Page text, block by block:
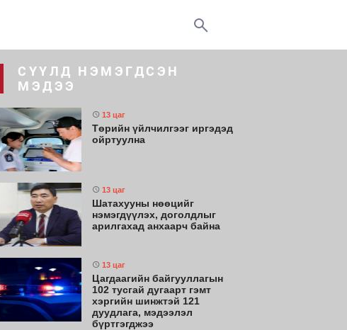
СҮҮЛД НЭМЭГДСЭН
МЭДЭЭ
13 цаг
Төрийн үйлчилгээг иргэдэд
ойртуулна
13 цаг
Шатахууны нөөцийг
нэмэгдүүлэх, доголдлыг
арилгахад анхаарч байна
13 цаг
Цагдаагийн байгууллагын
102 тусгай дугаарт гэмт
хэргийн шинжтэй 121
дуудлага, мэдээлэл
бүртгэгджээ